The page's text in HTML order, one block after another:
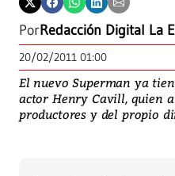
PorRedacción Digital La
20/02/2011 01:00
El nuevo Superman ya
actor Henry Cavill, quien
productores y del propio